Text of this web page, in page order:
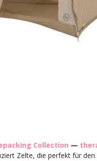
Collection —
Zelte, die perfekt für